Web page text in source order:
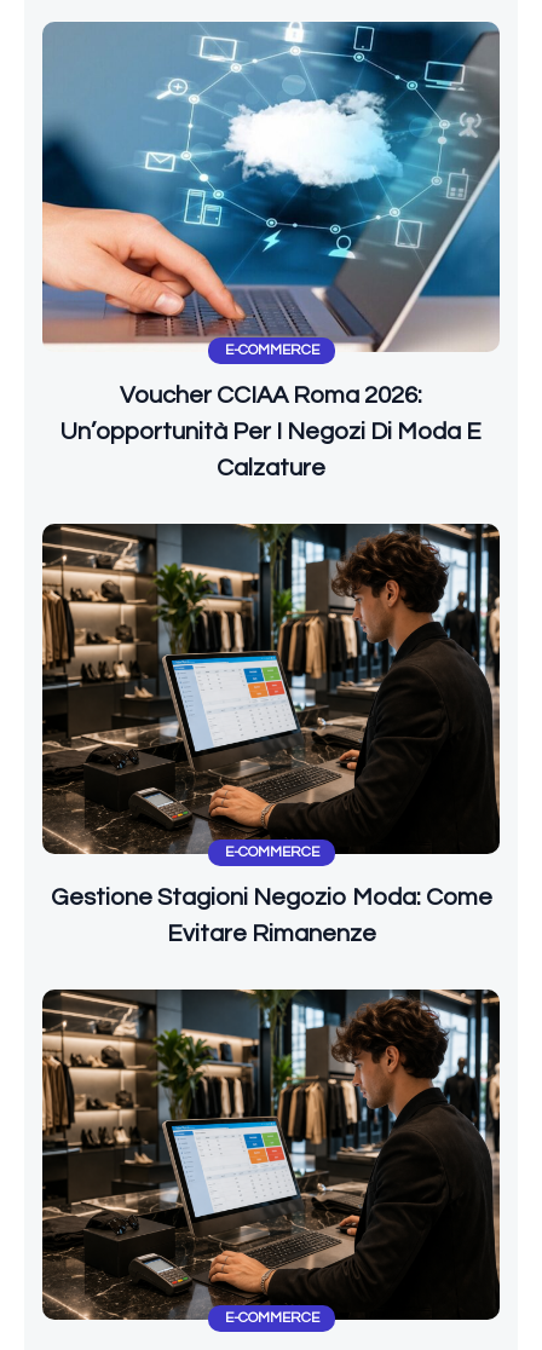
E-COMMERCE
Voucher CCIAA Roma 2026:
Un’opportunità Per I Negozi Di Moda E
Calzature
E-COMMERCE
Gestione Stagioni Negozio Moda: Come
Evitare Rimanenze
E-COMMERCE